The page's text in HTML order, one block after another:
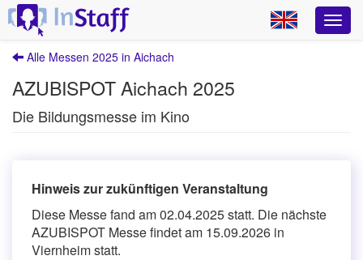
Alle Messen 2025 in Aichach
AZUBISPOT Aichach 2025
Die Bildungsmesse im Kino
Hinweis zur zukünftigen Veranstaltung
Diese Messe fand am 02.04.2025 statt. Die nächste
AZUBISPOT Messe findet am 15.09.2026 in
Viernheim statt.